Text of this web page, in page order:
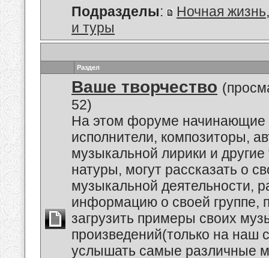
Подразделы: Ночная жизнь
и туры
Раздел
Ваше творчество
52)
На этом форуме начинающие
исполнители, композиторы,
музыкальной лирики и другие
натуры, могут рассказать о
музыкальной деятельности,
информацию о своей группе,
загрузить примеры своих
произведений(только на наш
услышать самые различные